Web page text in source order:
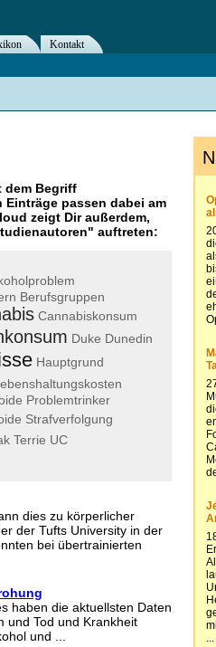
dem Begriff
passen dabei am
zeigt Dir außerdem,
" auftreten:
Berufsgruppen
Cannabiskonsum
Duke Dunedin
Hauptgrund
Problemtrinker
Strafverfolgung
Terrie UC
dies zu körperlicher
der Tufts University in der
bei übertrainierten
haben die aktuellsten Daten
und Tod und Krankheit
und ...
Kontakt